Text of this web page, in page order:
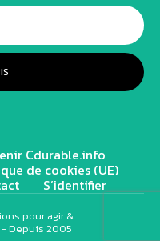
Cdurable.info
de cookies (UE)
S’identifier
pour agir &
- Depuis 2005